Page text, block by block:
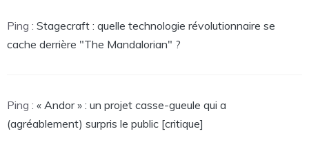
Ping : Stagecraft : quelle technologie révolutionnaire se
cache derrière "The Mandalorian" ?
Ping : « Andor » : un projet casse-gueule qui a
(agréablement) surpris le public [critique]